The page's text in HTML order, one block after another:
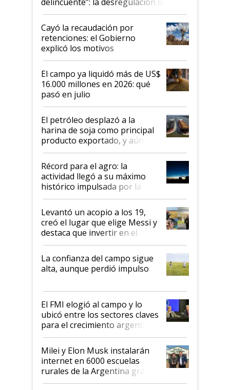
al Congreso Aapresid y hasta se
habló del financiamiento al IPCVA
Cayó la recaudación por
retenciones: el Gobierno
explicó los motivos
El campo ya liquidó más de US$
16.000 millones en 2026: qué
pasó en julio
El petróleo desplazó a la
harina de soja como principal
producto exportado, y aún así
el agro aportó casi seis de cada
diez dólares y sostuvo el
liderazgo en un semestre
récord
Récord para el agro: la
actividad llegó a su máximo
histórico impulsada por la
cosecha y las exportaciones
Levantó un acopio a los 19,
creó el lugar que elige Messi y
destaca que invertir en el
kirchnerismo era como "darle
plata a un hijo para droga":
Juan Félix Rossetti, el libertario
que de una dura crisis salió
de Milei
La confianza del campo sigue
alta, aunque perdió impulso
El FMI elogió al campo y lo
ubicó entre los sectores claves
para el crecimiento argentino
Milei y Elon Musk instalarán
internet en 6000 escuelas
rurales de la Argentina gracias
a un acuerdo con Starlink